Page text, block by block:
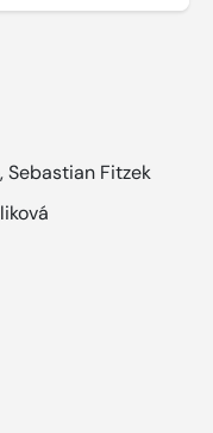
,Sebastian Fitzek